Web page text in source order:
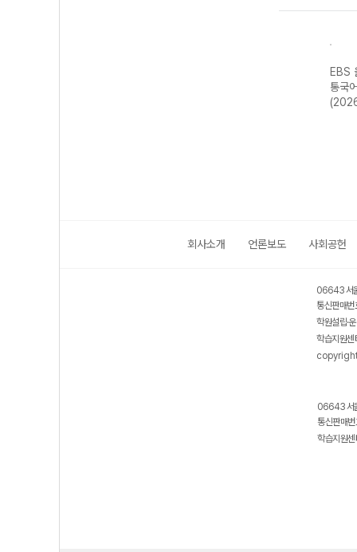
EBS
통국
회사소개 언론보도 사회공헌
06643 서
통신판매
학원설립·
학습지원
06643 서
통신판매
학습지원